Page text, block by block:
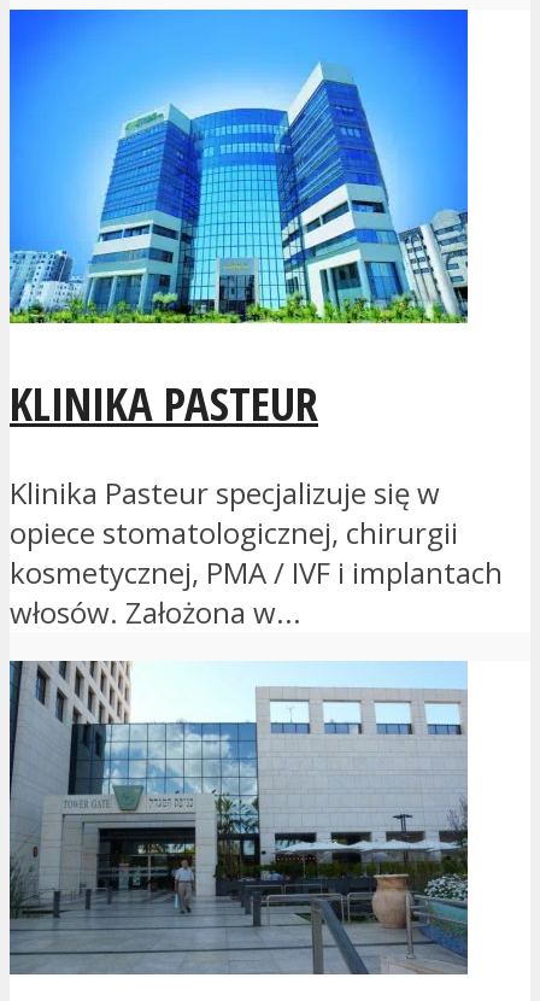
KLINIKA PASTEUR
Klinika Pasteur specjalizuje się w
opiece stomatologicznej, chirurgii
kosmetycznej, PMA / IVF i implantach
włosów. Założona w...